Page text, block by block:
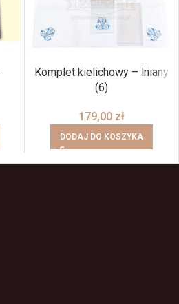
Komplet kielichowy – lniany
(6)
179,00 zł
DODAJ DO KOSZYKA